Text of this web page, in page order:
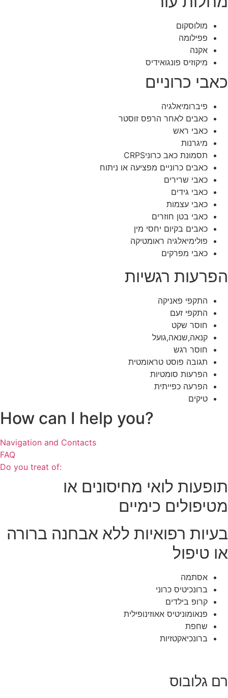
מולוסקום
פפילומה
אקנה
מיקוזיס פונגואידיס
כאבי כרוניים
פיברומיאלגיה
כאבים לאחר הרפס זוסטר
כאבי ראש
מיגרנות
תסמונת כאב כרוניCRPS
כאבים כרוניים מפציעה או ניתוח
כאבי שרירים
כאבי גידים
כאבי עצמות
כאבי בטן חוזרים
כאבים בקיום יחסי מין
פולימיאלגיה ראומטיקה
כאבי מפרקים
הפרעות רגשיות
התקפי פאניקה
התקפי זעם
חוסר שקט
קנאה,שנאה,גועל
חוסר רגש
תגובה פוסט טראומטית
הפרעות סומטיות
הפרעה כפייתית
טיקים
How can I help you?
Navigation and Contacts
FAQ
Do you treat of:
תופעות לואי מחיסונים או
מטיפולים כימיים
בעיות רפואיות ללא אבחנה ברורה
או טיפול
אסתמה
ברונכיטיס כרוני
קרופ בילדים
פנאומוניטיס אאוזינופילית
שחפת
ברונכיאקטזיות
רם גלובוס